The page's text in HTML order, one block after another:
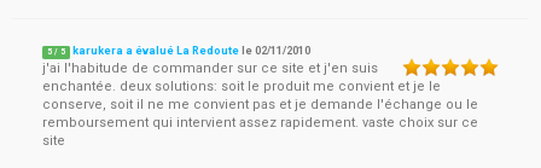
5 / 5 karukera a évalué La Redoute le02/11/2010
j'ai l'habitude de commander sur ce site et j'en suis
enchantée. deux solutions: soit le produit me convient et je le
conserve, soit il ne me convient pas et je demande l'échange ou le
remboursement qui intervient assez rapidement. vaste choix sur ce
site